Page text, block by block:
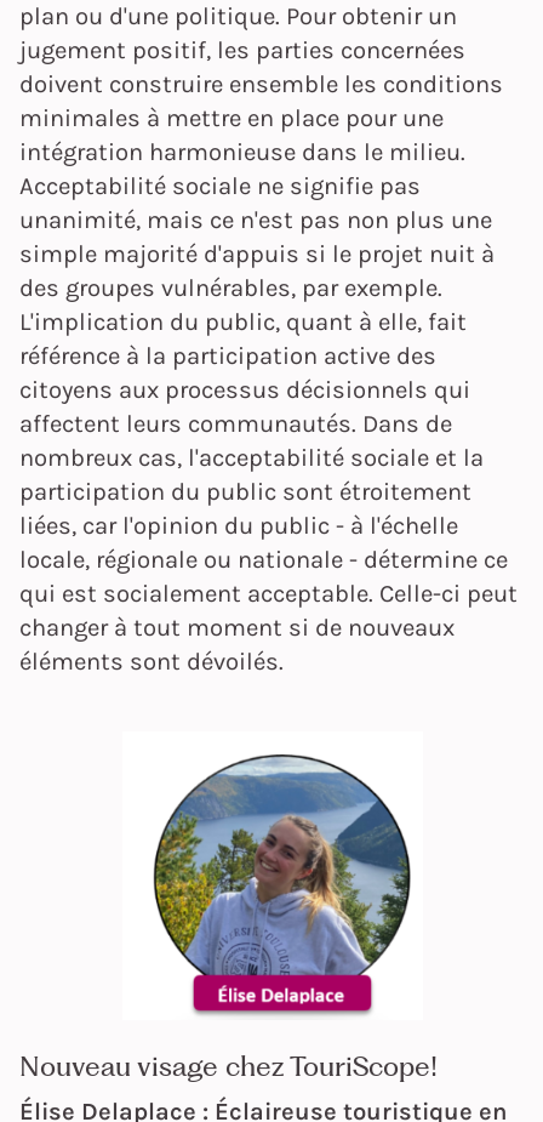
plan ou d'une politique. Pour obtenir un
jugement positif, les parties concernées
doivent construire ensemble les conditions
minimales à mettre en place pour une
intégration harmonieuse dans le milieu.
Acceptabilité sociale ne signifie pas
unanimité, mais ce n'est pas non plus une
simple majorité d'appuis si le projet nuit à
des groupes vulnérables, par exemple.
L'implication du public, quant à elle, fait
référence à la participation active des
citoyens aux processus décisionnels qui
affectent leurs communautés. Dans de
nombreux cas, l'acceptabilité sociale et la
participation du public sont étroitement
liées, car l'opinion du public - à l'échelle
locale, régionale ou nationale - détermine ce
qui est socialement acceptable. Celle-ci peut
changer à tout moment si de nouveaux
éléments sont dévoilés.
Nouveau visage chez TouriScope!
Élise Delaplace : Éclaireuse touristique en